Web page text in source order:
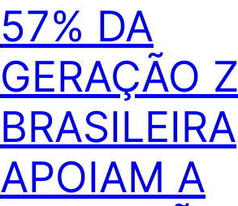
57% DA
GERAÇÃO Z
BRASILEIRA
APOIAM A